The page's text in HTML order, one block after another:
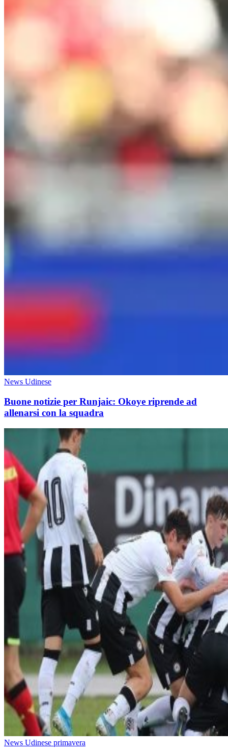
News Udinese
Buone notizie per Runjaic: Okoye riprende ad
allenarsi con la squadra
News Udinese primavera